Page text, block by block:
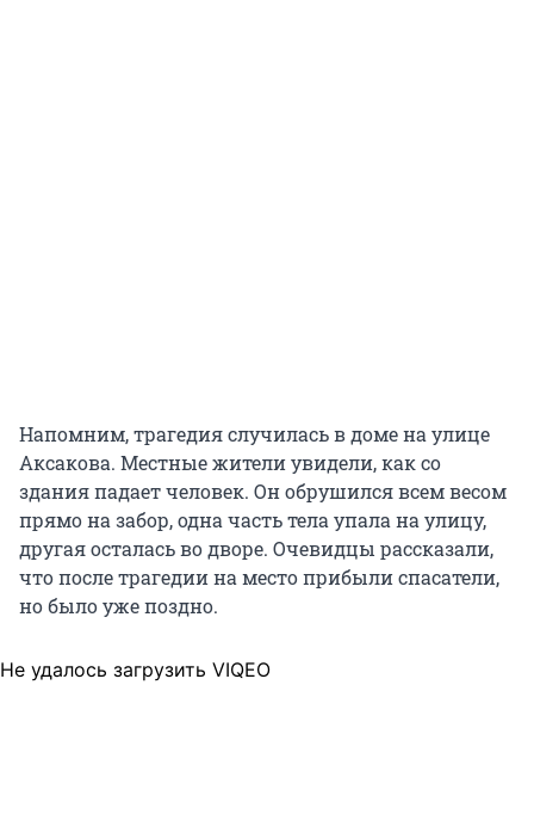
Напомним, трагедия случилась в доме на улице
Аксакова. Местные жители увидели, как со
здания падает человек. Он обрушился всем весом
прямо на забор, одна часть тела упала на улицу,
другая осталась во дворе. Очевидцы рассказали,
что после трагедии на место прибыли спасатели,
но было уже поздно.
Не удалось загрузить VIQEO